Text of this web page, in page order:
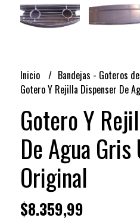
Inicio
Bandejas - Goteros
Gotero Y Rejilla Dispenser De
Gotero Y
De Agua Gris
Original
$8.359,99